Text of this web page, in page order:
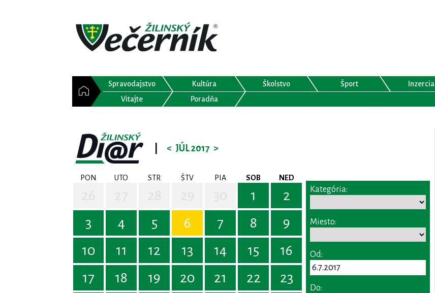
Spravodajstvo Kultúra Školstvo Šport Inzercia
Vitajte
Poradňa
< JÚL 2017 >
PON UTO STR ŠTV PIA SOB NED
1
2
3
4 5 6 7 8
9
10
11 12 13 14 15
16
17
18 19 20 21 22
23
Kategória:
Miesto:
Od:
Do: